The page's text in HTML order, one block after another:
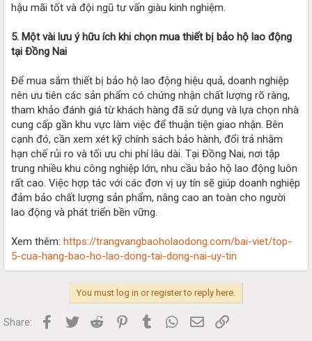
hậu mãi tốt và đội ngũ tư vấn giàu kinh nghiệm.
5. Một vài lưu ý hữu ích khi chọn mua thiết bị bảo hộ lao động
tại Đồng Nai
Để mua sắm thiết bị bảo hộ lao động hiệu quả, doanh nghiệp
nên ưu tiên các sản phẩm có chứng nhận chất lượng rõ ràng,
tham khảo đánh giá từ khách hàng đã sử dụng và lựa chọn nhà
cung cấp gần khu vực làm việc để thuận tiện giao nhận. Bên
cạnh đó, cần xem xét kỹ chính sách bảo hành, đổi trả nhằm
hạn chế rủi ro và tối ưu chi phí lâu dài. Tại Đồng Nai, nơi tập
trung nhiều khu công nghiệp lớn, nhu cầu bảo hộ lao động luôn
rất cao. Việc hợp tác với các đơn vị uy tín sẽ giúp doanh nghiệp
đảm bảo chất lượng sản phẩm, nâng cao an toàn cho người
lao động và phát triển bền vững.
Xem thêm: https://trangvangbaoholaodong.com/bai-viet/top-
5-cua-hang-bao-ho-lao-dong-tai-dong-nai-uy-tin
You must log in or register to reply here.
Share: Facebook
Twitter Reddit PinterestTumblr WhatsApp
Email